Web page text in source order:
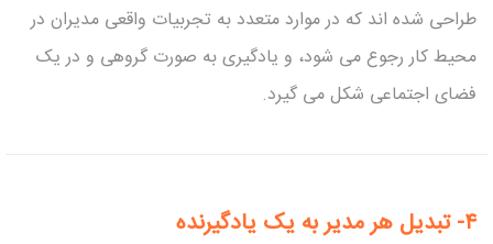
طراحی شده اند که در موارد متعدد به تجربیات واقعی مدیران در
محیط کار رجوع می شود، و یادگیری به صورت گروهی و در یک
فضای اجتماعی شکل می گیرد.
۴- تبدیل هر مدیر به یک یادگیرنده